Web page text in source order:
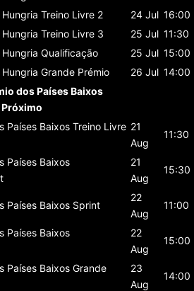
Treino Livre 2 24 Jul 16:00
Treino Livre 3 25 Jul 11:30
Qualificação 25 Jul 15:00
Grande Prémio 26 Jul 14:00
dos Países Baixos
Próximo
Países Baixos Treino Livre 21
Aug
11:30
Países Baixos
21
Aug
15:30
Países Baixos Sprint
22
Aug
11:00
Países Baixos
22
Aug
15:00
Países Baixos Grande
23
Aug
14:00